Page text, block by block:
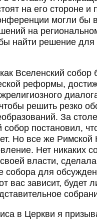
на его стороне
могли бы
на
найти решение
Вселенский
реформы,
решить резко
За
собор постановил,
Но все же Римской
Нет никаких
власти,
собора для
вас зависит, будет
в Церкви я